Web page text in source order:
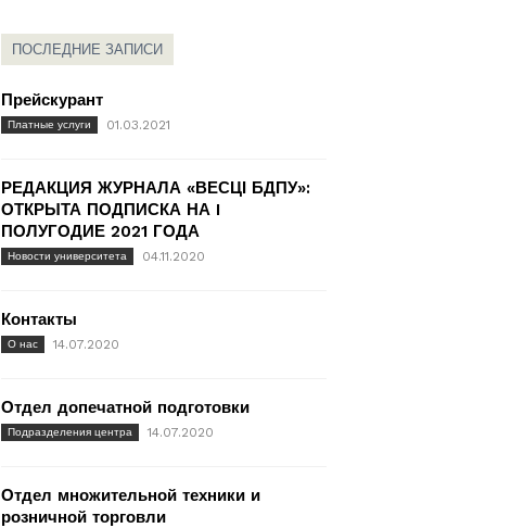
ПОСЛЕДНИЕ ЗАПИСИ
Прейскурант
Платные услуги 01.03.2021
РЕДАКЦИЯ ЖУРНАЛА «ВЕСЦІ БДПУ»:
ОТКРЫТА ПОДПИСКА НА I
ПОЛУГОДИЕ 2021 ГОДА
Новости университета 04.11.2020
Контакты
О нас 14.07.2020
Отдел допечатной подготовки
Подразделения центра 14.07.2020
Отдел множительной техники и
розничной торговли